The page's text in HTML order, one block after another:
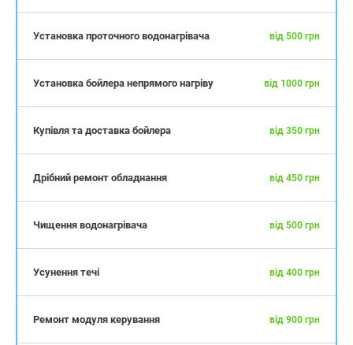
Установка проточного водонагрівача від 500 грн
Установка бойлера непрямого нагріву від 1000 грн
Купівля та доставка бойлера від 350 грн
Дрібний ремонт обладнання від 450 грн
Чищення водонагрівача від 500 грн
Усунення течі від 400 грн
Ремонт модуля керування від 900 грн